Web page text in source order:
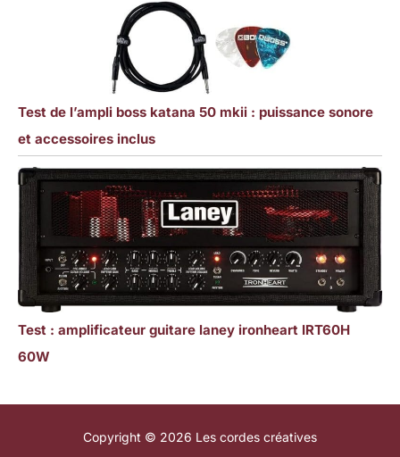
Test de l’ampli boss katana 50 mkii : puissance sonore
et accessoires inclus
Test : amplificateur guitare laney ironheart IRT60H
60W
Copyright © 2026 Les cordes créatives